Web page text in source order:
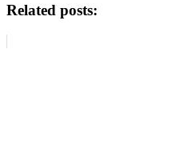
Related posts: